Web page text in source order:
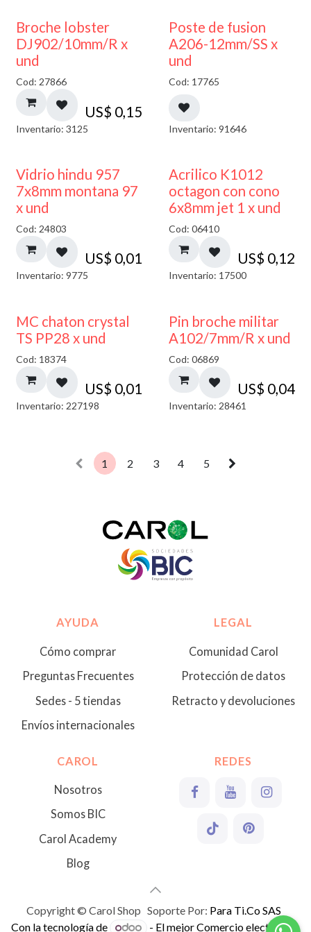
Broche lobster
DJ902/10mm/R x
und
Cod: 27866
US$ 0,15
Inventario: 3125
Poste de fusion
A206-12mm/SS x
und
Cod: 17765
Inventario: 91646
40% DESCUENTO
Vidrio hindu 957
7x8mm montana 97
x und
Cod: 24803
US$ 0,01
Inventario: 9775
Acrilico K1012
octagon con cono
6x8mm jet 1 x und
Cod: 06410
US$ 0,12
Inventario: 17500
MC chaton crystal
TS PP28 x und
Cod: 18374
US$ 0,01
Inventario: 227198
Pin broche militar
A102/7mm/R x und
Cod: 06869
US$ 0,04
Inventario: 28461
1 2 3 4 5
AYUDA
Cómo comprar
Preguntas Frecuentes
Sedes - 5 tiendas
Envíos internacionales
LEGAL
Comunidad Carol
Protección de datos
Retracto y devoluciones
CAROL
Nosotros
Somos BIC
Carol Academy
Blog
REDES
Copyright © Carol Shop Soporte Por: Para Ti.Co SAS
Con la tecnología de
- El mejorComercio electrónico